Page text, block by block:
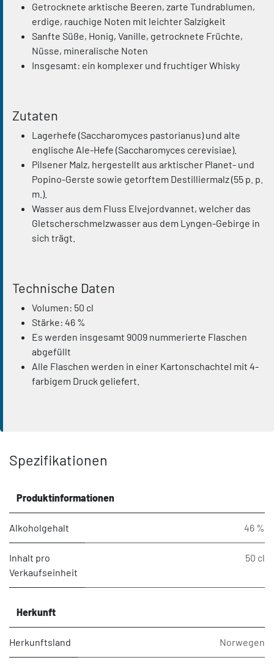
Getrocknete arktische Beeren, zarte Tundrablumen,
erdige, rauchige Noten mit leichter Salzigkeit
Sanfte Süße, Honig, Vanille, getrocknete Früchte,
Nüsse, mineralische Noten
Insgesamt: ein komplexer und fruchtiger Whisky
Zutaten
Lagerhefe (Saccharomyces pastorianus) und alte
englische Ale-Hefe (Saccharomyces cerevisiae).
Pilsener Malz, hergestellt aus arktischer Planet- und
Popino-Gerste sowie getorftem Destilliermalz (55 p. p.
m.).
Wasser aus dem Fluss Elvejordvannet, welcher das
Gletscherschmelzwasser aus dem Lyngen-Gebirge in
sich trägt.
Technische Daten
Volumen: 50 cl
Stärke: 46 %
Es werden insgesamt 9009 nummerierte Flaschen
abgefüllt
Alle Flaschen werden in einer Kartonschachtel mit 4-
farbigem Druck geliefert.
Spezifikationen
Produktinformationen
Alkoholgehalt 46 %
Inhalt pro
Verkaufseinheit
50 cl
Herkunft
Herkunftsland Norwegen